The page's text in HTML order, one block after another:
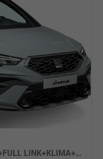
FR Max SHZ+ACC+KAMERA+FULL LINK+KLIMA+KESSY+LED+16" ALU